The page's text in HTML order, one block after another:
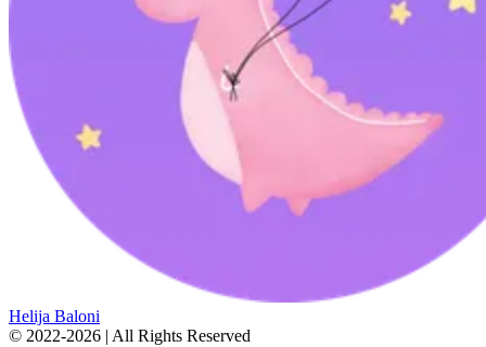
Helija Baloni
© 2022-2026 | All Rights Reserved